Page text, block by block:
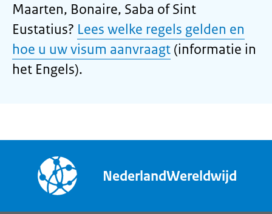
Maarten, Bonaire, Saba of Sint
Eustatius? Lees welke regels gelden en
hoe u uw visum aanvraagt (informatie in
het Engels).
NederlandWereldwijd